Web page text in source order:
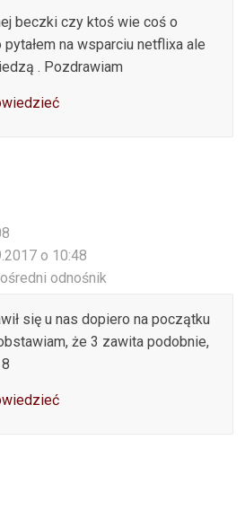
beczki czy ktoś wie coś o
na wsparciu netflixa ale
. Pozdrawiam
o 10:48
odnośnik
się u nas dopiero na początku
że 3 zawita podobnie,